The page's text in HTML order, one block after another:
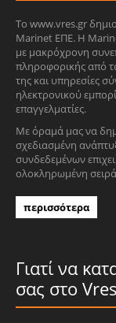
Το www.vres.gr
Marinet ΕΠΕ. Η
με μακρόχρονη
πληροφορικής από
της και υπηρεσίες
ηλεκτρονικού
επαγγελματίες.
Με όραμά μας να
σχεδιασμένη
συνδεδεμένων
ολοκληρωμένη
περισσότερα
Γιατί να
σας στο